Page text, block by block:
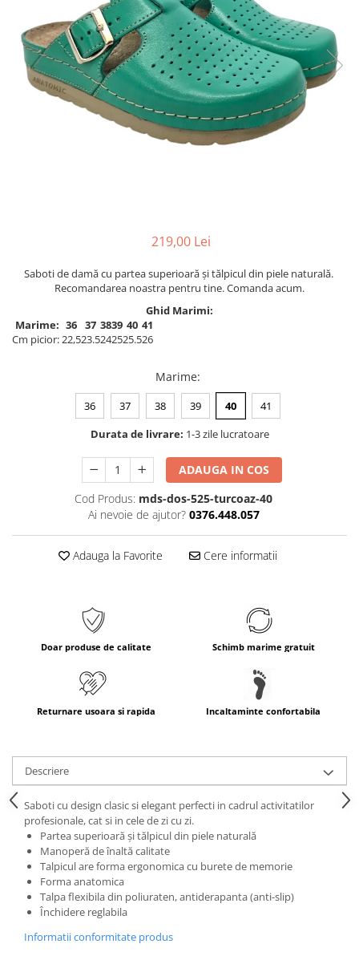
Doss
Vesna
Dr. Feet
219,00 Lei
Saboti de damă cu partea superioară şi tălpicul din piele naturală.
Recomandarea noastra pentru tine. Comanda acum.
Ghid Marimi:
Marime: 36 37 3839 40 41
Cm picior: 22,523.5242525.526
Marime:
36 37 38 39 40
41
Durata de livrare: 1-3 zile lucratoare
ADAUGA IN COS
Cod Produs: mds-dos-525-turcoaz-40
Ai nevoie de ajutor? 0376.448.057
Adauga la Favorite Cere informatii
Doar produse de calitate Schimb marime gratuit
Returnare usoara si rapida Incaltaminte confortabila
Descriere
Saboti cu design clasic si elegant perfecti in cadrul activitatilor
profesionale, cat si in cele de zi cu zi.
Partea superioară şi tălpicul din piele naturală
Manoperă de înaltă calitate
Talpicul are forma ergonomica cu burete de memorie
Forma anatomica
Talpa flexibila din poliuraten, antiderapanta (anti-slip)
Închidere reglabila
Informatii conformitate produs